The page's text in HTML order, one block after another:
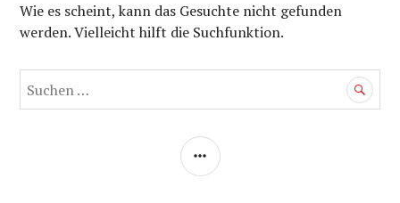
Wie es scheint, kann das Gesuchte nicht gefunden
werden. Vielleicht hilft die Suchfunktion.
nach:
SEITENLEISTE